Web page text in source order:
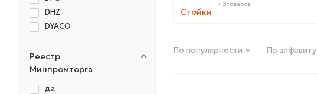
48 товаров
По популярности По алфавиту
DHZ
DYACO
FOREMAN
HASTTINGS
Реестр
Минпромторга
да